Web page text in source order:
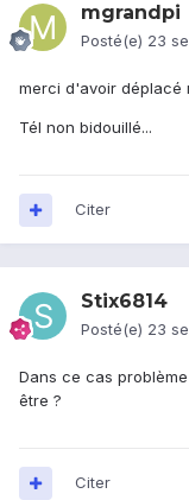
mgrandpi
Posté(e) 23
merci d'avoir déplacé
Tél non bidouillé...
Citer
Stix6814
Posté(e) 23
Dans ce cas
être ?
Citer